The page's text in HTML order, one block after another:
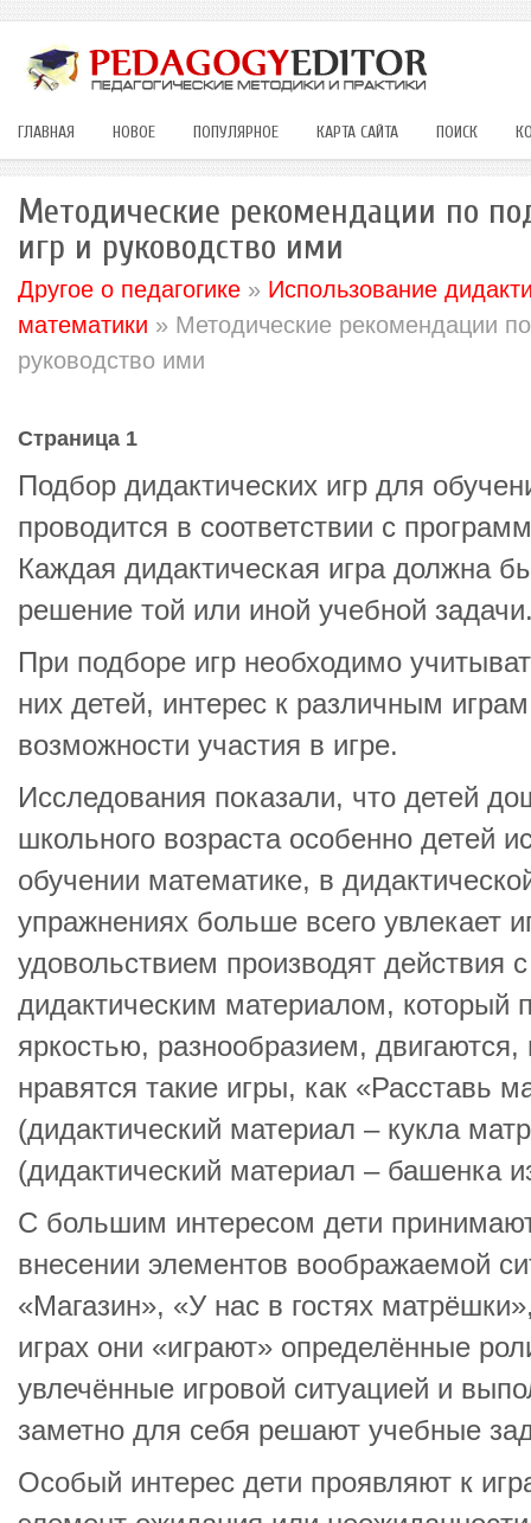
ГЛАВНАЯ НОВОЕ ПОПУЛЯРНОЕ КАРТА САЙТА ПОИСК
Методические рекомендации по
игр и руководство ими
Другое о педагогике » Использование
математики » Методические рекомендации
руководство ими
Страница 1
Подбор дидактических игр для
проводится в соответствии с
Каждая дидактическая игра должна
решение той или иной учебной
При подборе игр необходимо
них детей, интерес к различным
возможности участия в игре.
Исследования показали, что детей
школьного возраста особенно детей
обучении математике, в
упражнениях больше всего увлекает
удовольствием производят действия
дидактическим материалом, который
яркостью, разнообразием,
нравятся такие игры, как «Расставь
(дидактический материал – кукла
(дидактический материал – башенка
С большим интересом дети
внесении элементов воображаемой
«Магазин», «У нас в гостях
играх они «играют» определённые
увлечённые игровой ситуацией и
заметно для себя решают учебные
Особый интерес дети проявляют к